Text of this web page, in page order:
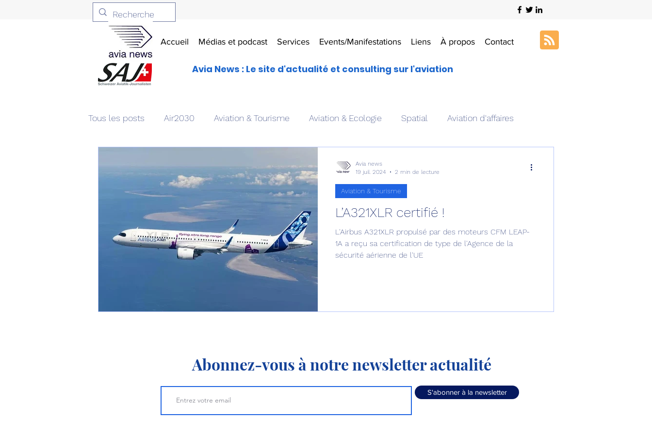
Accueil Médias et podcast Services Events/Manifestations Liens À propos Contact
Avia News : Le site d'actualité et consulting sur l'aviation
Tous les posts Air2030 Aviation & Tourisme Aviation & Ecologie Spatial Aviation d'affaires
Patrimoine aéronautique Avionique & pilotage Avion expérimental
1 er avril Motorisation Défense sol-air DSA Amphibie Drones Composante ESPACE
Bombardier Global 6500
Airbus H145M Opération militaire au Vénézuela Simulateur avion de combat Avionneurs
L’A321XLR certifié !
L'Airbus A321XLR propulsé par des moteurs CFM LEAP-
1A a reçu sa certification de type de l'Agence de la
sécurité aérienne de l'UE
Aviation & Tourisme
Avia news
19 juil. 2024
2 min de lecture
Abonnez-vous à notre newsletter actualité
S'abonner à la newsletter